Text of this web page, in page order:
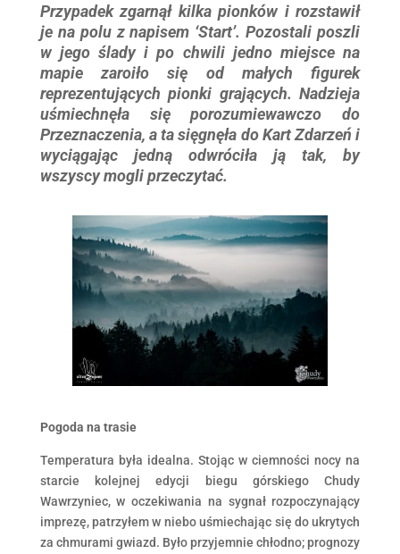
Przypadek zgarnął kilka pionków i rozstawił
je na polu z napisem ‘Start’. Pozostali poszli
w jego ślady i po chwili jedno miejsce na
mapie zaroiło się od małych figurek
reprezentujących pionki grających. Nadzieja
uśmiechnęła się porozumiewawczo do
Przeznaczenia, a ta sięgnęła do Kart Zdarzeń i
wyciągając jedną odwróciła ją tak, by
wszyscy mogli przeczytać.
Pogoda na trasie
Temperatura była idealna. Stojąc w ciemności nocy na
starcie kolejnej edycji biegu górskiego Chudy
Wawrzyniec, w oczekiwania na sygnał rozpoczynający
imprezę, patrzyłem w niebo uśmiechając się do ukrytych
za chmurami gwiazd. Było przyjemnie chłodno; prognozy